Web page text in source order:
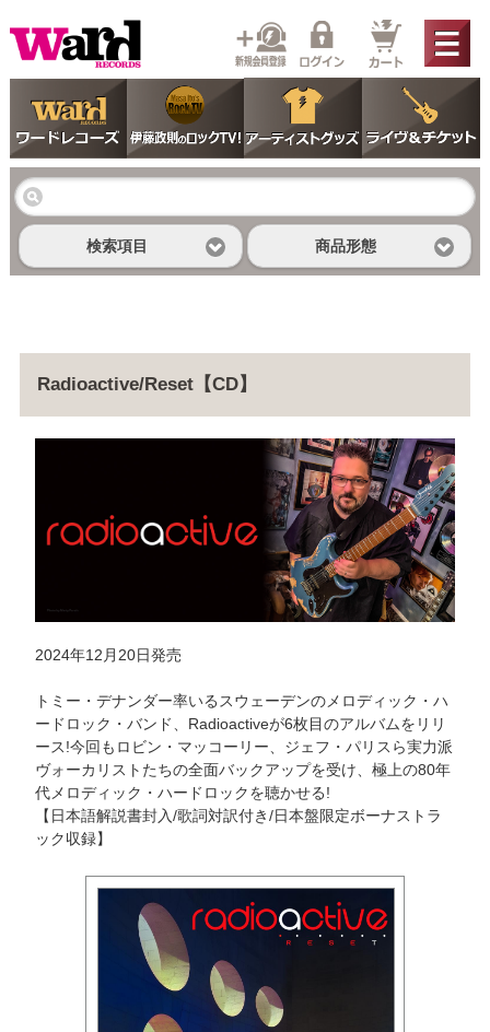
検索項目 商品形態
Radioactive/Reset【CD】
2024年12月20日発売
トミー・デナンダー率いるスウェーデンのメロディック・ハ
ードロック・バンド、Radioactiveが6枚目のアルバムをリリ
ース!今回もロビン・マッコーリー、ジェフ・パリスら実力派
ヴォーカリストたちの全面バックアップを受け、極上の80年
代メロディック・ハードロックを聴かせる!
【日本語解説書封入/歌詞対訳付き/日本盤限定ボーナストラ
ック収録】